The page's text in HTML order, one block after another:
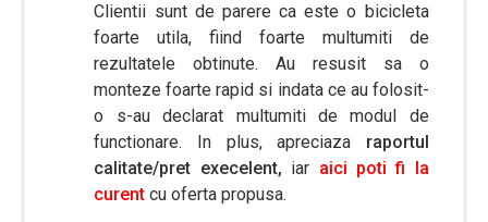
Clientii sunt de parere ca este o bicicleta
foarte utila, fiind foarte multumiti de
rezultatele obtinute. Au resusit sa o
monteze foarte rapid si indata ce au folosit-
o s-au declarat multumiti de modul de
functionare. In plus, apreciaza raportul
calitate/pret execelent, iar aici poti fi la
curent cu oferta propusa.